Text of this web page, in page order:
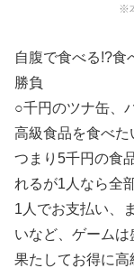
※
自腹で食べる!?食
勝負
○千円のツナ缶、
高級食品を食べた
つまり5千円の食
れるが1人なら全
1人でお支払い、
いなど、ゲーム
果たしてお得に